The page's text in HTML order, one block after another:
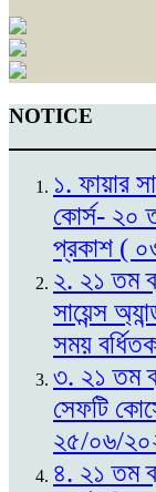
NOTICE
১. ফায়ার
কোর্স- ২০
প্রকাশ (
২. ২১ তম
সায়েন্স
সময়
৩. ২১ তম
সেফটি
২৫/০৬/
৪. ২১ তম